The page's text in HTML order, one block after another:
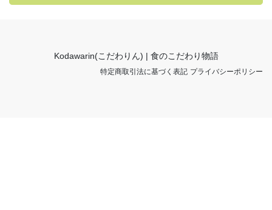
Kodawarin(こだわりん) | 食のこだわり物語
特定商取引法に基づく表記 プライバシーポリシー